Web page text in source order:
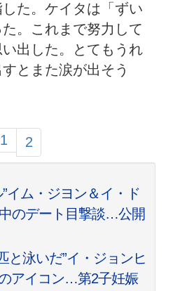
た。ケイタは「ずい
。これまで努力して
出した。とてもうれ
とまた涙が出そう
1
2
イム・ジヨン＆イ・ド
のデート目撃談…公開
と泳いだ”イ・ジョンヒ
アイコン…第2子妊娠